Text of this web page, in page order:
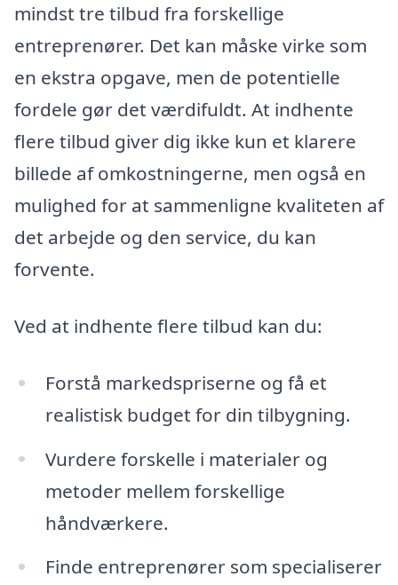
mindst tre tilbud fra forskellige
entreprenører. Det kan måske virke som
en ekstra opgave, men de potentielle
fordele gør det værdifuldt. At indhente
flere tilbud giver dig ikke kun et klarere
billede af omkostningerne, men også en
mulighed for at sammenligne kvaliteten af
det arbejde og den service, du kan
forvente.
Ved at indhente flere tilbud kan du:
Forstå markedspriserne og få et
realistisk budget for din tilbygning.
Vurdere forskelle i materialer og
metoder mellem forskellige
håndværkere.
Finde entreprenører som specialiserer